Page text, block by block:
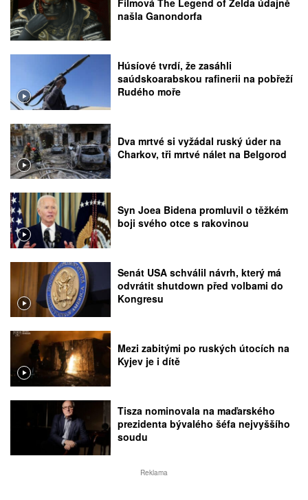
Filmová The Legend of Zelda údajně
našla Ganondorfa
Húsíové tvrdí, že zasáhli
saúdskoarabskou rafinerii na pobřeží
Rudého moře
Dva mrtvé si vyžádal ruský úder na
Charkov, tři mrtvé nálet na Belgorod
Syn Joea Bidena promluvil o těžkém
boji svého otce s rakovinou
Senát USA schválil návrh, který má
odvrátit shutdown před volbami do
Kongresu
Mezi zabitými po ruských útocích na
Kyjev je i dítě
Tisza nominovala na maďarského
prezidenta bývalého šéfa nejvyššího
soudu
Reklama